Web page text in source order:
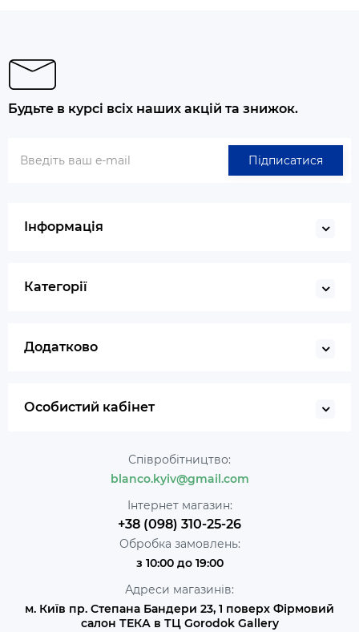
Будьте в курсі всіх наших акцій та знижок.
Підписатися
Інформація
Категорії
Додатково
Особистий кабінет
Співробітництво:
blanco.kyiv@gmail.com
Інтернет магазин:
+38 (098) 310-25-26
Обробка замовлень:
з 10:00 до 19:00
Адреси магазинів:
м. Київ пр. Степана Бандери 23, 1 поверх Фірмовий
салон ТЕКА в ТЦ Gorodok Gallery